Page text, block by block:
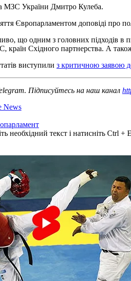
МЗС України Дмитро Кулеба.
Європарламентом доповіді про
що одним з головних підходів в
країн Східного партнерства. А
виступили з критичною заявою
Підписуйтесь на наш канал
News
необхідний текст і натисніть Ctrl